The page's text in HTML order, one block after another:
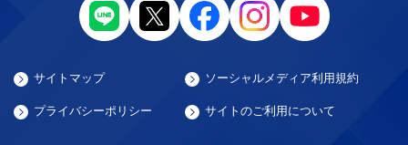
サイトマップ ソーシャルメディア利用規約
プライバシーポリシー サイトのご利用について